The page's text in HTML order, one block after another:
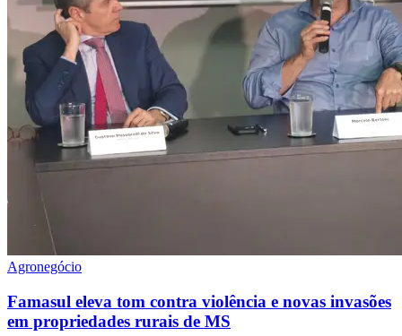
Agronegócio
Famasul eleva tom contra violência e novas invasões
em propriedades rurais de MS